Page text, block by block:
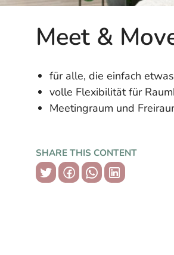
Meet &
für alle, die einfach
volle Flexibilität für
Meetingraum und
SHARE THIS CONTENT